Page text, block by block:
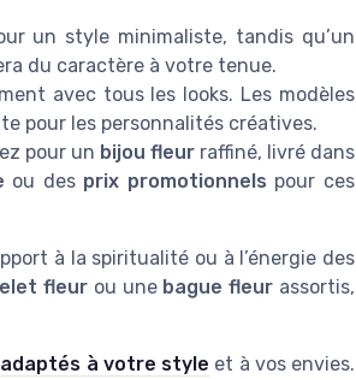
un style minimaliste, tandis qu’un
du caractère à votre tenue.
avec tous les looks. Les modèles
pour les personnalités créatives.
pour un bijou fleur raffiné, livré dans
ou des prix promotionnels pour ces
à la spiritualité ou à l’énergie des
fleur ou une bague fleur assortis,
à votre style et à vos envies.